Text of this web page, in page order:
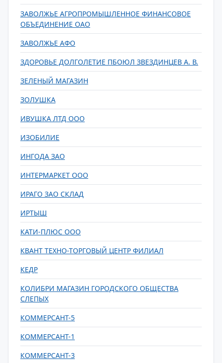
ЗАВОЛЖЬЕ АГРОПРОМЫШЛЕННОЕ ФИНАНСОВОЕ
ОБЪЕДИНЕНИЕ ОАО
ЗАВОЛЖЬЕ АФО
ЗДОРОВЬЕ ДОЛГОЛЕТИЕ ПБОЮЛ ЗВЕЗДИНЦЕВ А. В.
ЗЕЛЕНЫЙ МАГАЗИН
ЗОЛУШКА
ИВУШКА ЛТД ООО
ИЗОБИЛИЕ
ИНГОДА ЗАО
ИНТЕРМАРКЕТ ООО
ИРАГО ЗАО СКЛАД
ИРТЫШ
КАТИ-ПЛЮС ООО
КВАНТ ТЕХНО-ТОРГОВЫЙ ЦЕНТР ФИЛИАЛ
КЕДР
КОЛИБРИ МАГАЗИН ГОРОДСКОГО ОБЩЕСТВА
СЛЕПЫХ
КОММЕРСАНТ-5
КОММЕРСАНТ-1
КОММЕРСАНТ-3